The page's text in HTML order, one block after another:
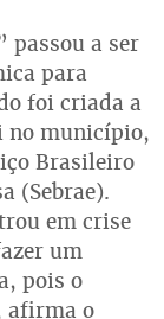
passou a ser
para
foi criada a
no município,
Brasileiro
(Sebrae).
em crise
um
pois o
afirma o